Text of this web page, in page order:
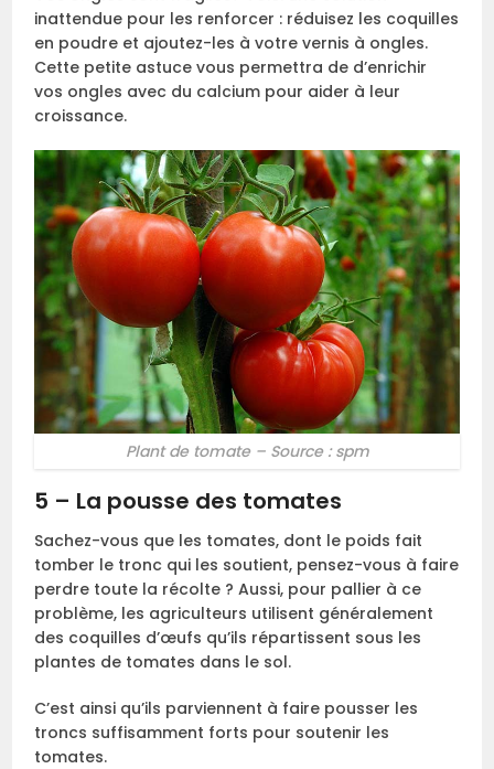
inattendue pour les renforcer : réduisez les coquilles
en poudre et ajoutez-les à votre vernis à ongles.
Cette petite astuce vous permettra de d’enrichir
vos ongles avec du calcium pour aider à leur
croissance.
Plant de tomate – Source : spm
5 – La pousse des tomates
Sachez-vous que les tomates, dont le poids fait
tomber le tronc qui les soutient, pensez-vous à faire
perdre toute la récolte ? Aussi, pour pallier à ce
problème, les agriculteurs utilisent généralement
des coquilles d’œufs qu’ils répartissent sous les
plantes de tomates dans le sol.
C’est ainsi qu’ils parviennent à faire pousser les
troncs suffisamment forts pour soutenir les
tomates.